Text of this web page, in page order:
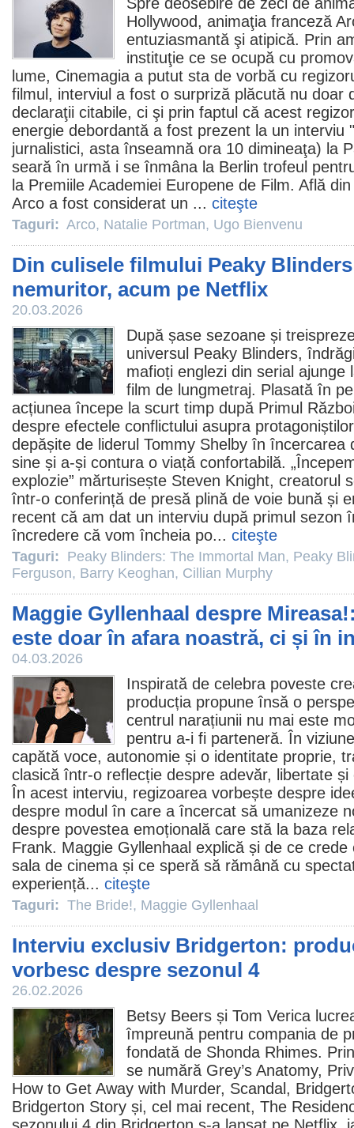
Hollywood, animaţia franceză
entuziasmantă şi atipică. Prin
instituţie ce se ocupă cu
lume, Cinemagia a putut sta de vorbă cu
filmul , interviul a fost o surpriză plăcută nu doar
declaraţii citabile, ci şi prin faptul că acest
energie debordantă a fost prezent la un interviu
jurnalistici, asta înseamnă ora 10 dimineaţa) la
seară în urmă i se înmâna la Berlin trofeul
la Premiile Academiei Europene de Film. Află
Arco a fost considerat un ... citeşte
Taguri: Arco, Natalie Portman, Ugo Bienvenu
Din culisele filmului Peaky
nemuritor, acum pe Netflix
20.03.2026
După șase sezoane și
universul Peaky Blinders,
mafioți englezi din serial ajunge
film de lungmetraj. Plasată în
acțiunea începe la scurt timp după Primul
despre efectele conflictului asupra
depășite de liderul Tommy Shelby în încercarea
sine și a-și contura o viață confortabilă.
explozie” mărturisește Steven Knight, creatorul
într-o conferință de presă plină de voie bună și
recent că am dat un interviu după primul sezon
încredere că vom încheia po... citeşte
Taguri: Peaky Blinders: The Immortal Man, Peaky
Ferguson, Barry Keoghan, Cillian Murphy
Maggie Gyllenhaal despre
este doar în afara noastră, ci și în
04.03.2026
Inspirată de celebra poveste
producția propune însă o
centrul narațiunii nu mai este
pentru a-i fi parteneră. În
capătă voce, autonomie și o identitate proprie,
clasică într-o reflecție despre adevăr, libertate și
În acest interviu, regizoarea vorbește despre
despre modul în care a încercat să umanizeze
despre povestea emoțională care stă la baza
Frank. Maggie Gyllenhaal explică și de ce
sala de cinema și ce speră să rămână cu
experiență... citeşte
Taguri: The Bride!, Maggie Gyllenhaal
Interviu exclusiv Bridgerton:
vorbesc despre sezonul 4
26.02.2026
Betsy Beers și Tom Verica
împreună pentru compania de
fondată de Shonda Rhimes.
se numără Grey’s Anatomy,
How to Get Away with Murder, Scandal,
Bridgerton Story și, cel mai recent, The